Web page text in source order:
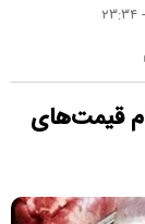
قیمت‌های